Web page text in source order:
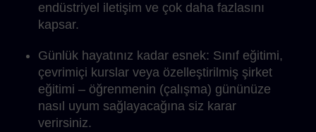
endüstriyel iletişim ve çok daha fazlasını
kapsar.
Günlük hayatınız kadar esnek: Sınıf eğitimi,
çevrimiçi kurslar veya özelleştirilmiş şirket
eğitimi – öğrenmenin (çalışma) gününüze
nasıl uyum sağlayacağına siz karar
verirsiniz.